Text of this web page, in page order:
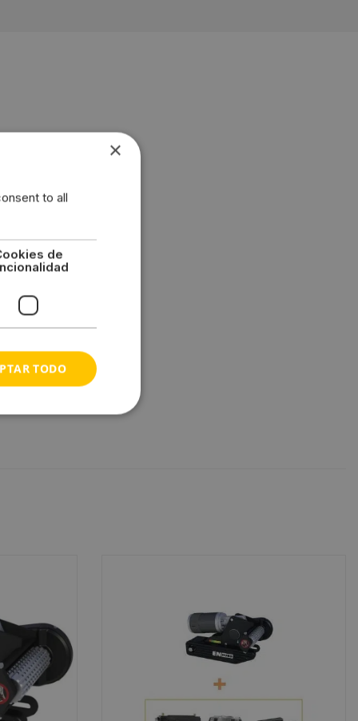
ofrecen:
duradero y
eje de la rueda
opcional, no
×
to all
de
TODO